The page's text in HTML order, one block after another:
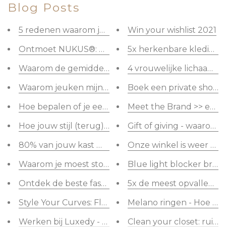
Blog Posts
5 redenen waarom je niks hebt om aan te doen
Ontmoet NUKUS®: Waar kwaliteit en stijl
Waarom de gemiddelde vrouw maar 20% van
Waarom jeuken mijn oren bij het dragen van
Hoe bepalen of je een kledingstuk gaat wegdoen?
Hoe jouw stijl (terug) vinden?
80% van jouw kast moet bestaan uit basisstukken
Waarom je moest stoppen met jou zorgen te
Ontdek de beste fashion stijlen voor een
Style Your Curves: Flatterende kledingstips een
Werken bij Luxedy - tijdelijke hulp gezocht
Win your wishlist 2021
5x herkenbare kleding
4 vrouwelijke
Boek een private
Meet the Brand >> een
Gift of giving - waarom
Onze winkel is weer
Blue light blocker
5x de meest
Melano ringen - Hoe
Clean your closet: ruim